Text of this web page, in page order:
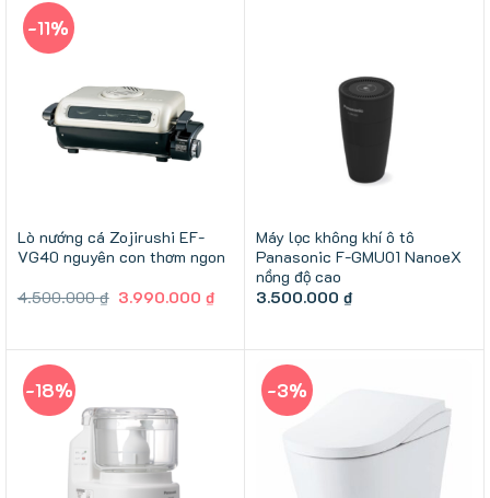
-11%
Lò nướng cá Zojirushi EF-
VG40 nguyên con thơm ngon
4.500.000₫ Giá
3.990.000₫
Máy lọc không khí ô tô
Panasonic F-GMU01 NanoeX
nồng độ cao
3.500.000 ₫
-18% -3%